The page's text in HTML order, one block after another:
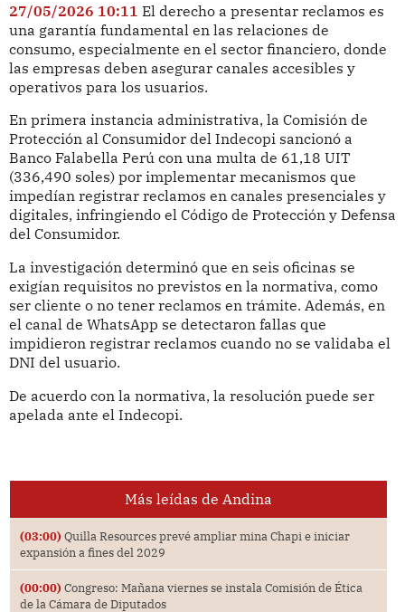
27/05/2026 10:11 El derecho a presentar reclamos es
una garantía fundamental en las relaciones de
consumo, especialmente en el sector financiero, donde
las empresas deben asegurar canales accesibles y
operativos para los usuarios.
En primera instancia administrativa, la Comisión de
Protección al Consumidor del Indecopi sancionó a
Banco Falabella Perú con una multa de 61,18 UIT
(336,490 soles) por implementar mecanismos que
impedían registrar reclamos en canales presenciales y
digitales, infringiendo el Código de Protección y Defensa
del Consumidor.
La investigación determinó que en seis oficinas se
exigían requisitos no previstos en la normativa, como
ser cliente o no tener reclamos en trámite. Además, en
el canal de WhatsApp se detectaron fallas que
impidieron registrar reclamos cuando no se validaba el
DNI del usuario.
De acuerdo con la normativa, la resolución puede ser
apelada ante el Indecopi.
Más leídas de Andina
(03:00) Quilla Resources prevé ampliar mina Chapi e iniciar
expansión a fines del 2029
(00:00) Congreso: Mañana viernes se instala Comisión de Ética
de la Cámara de Diputados